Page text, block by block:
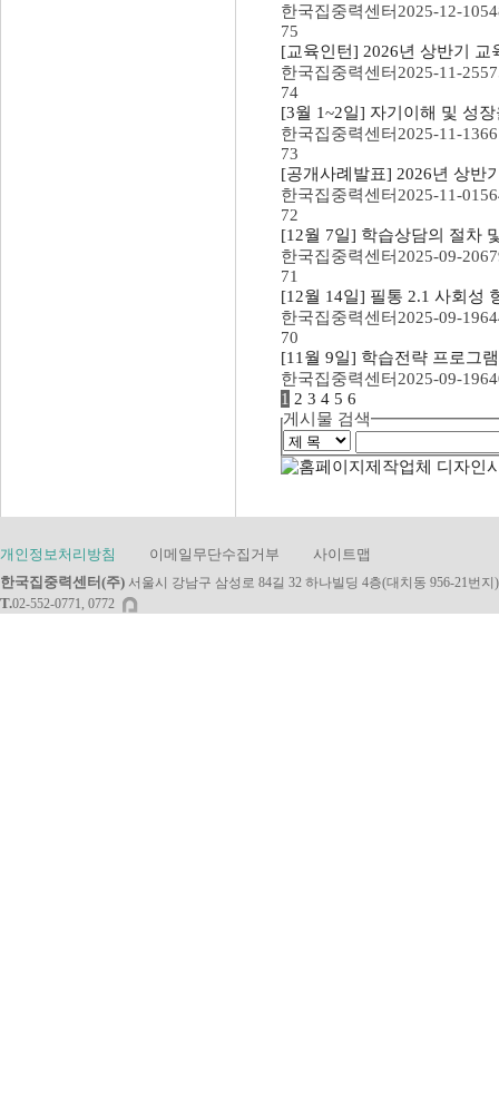
한국집중력센터 2025-12-10
75
[교육인턴] 2026년 상반기 교
한국집중력센터 2025-11-25
74
[3월 1~2일] 자기이해 및 성
한국집중력센터 2025-11-13
73
[공개사례발표] 2026년 상반
한국집중력센터 2025-11-01
72
[12월 7일] 학습상담의 절차
한국집중력센터 2025-09-20
71
[12월 14일] 필통 2.1 사회성
한국집중력센터 2025-09-19
70
[11월 9일] 학습전략 프로그
한국집중력센터 2025-09-19
1 2 3 4 5 6
게시물 검색
개인정보처리방침 이메일무단수집거부
사이트맵
한국집중력센터(주) 서울시 강남구 삼성로 84길 32 하나빌딩 4층(대치동 956-21번지)
T.02-552-0771, 0772